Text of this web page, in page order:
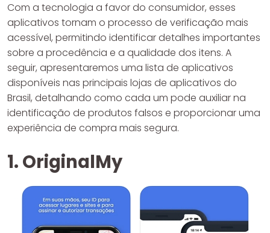
Com a tecnologia a favor do consumidor, esses
aplicativos tornam o processo de verificação mais
acessível, permitindo identificar detalhes importantes
sobre a procedência e a qualidade dos itens. A
seguir, apresentaremos uma lista de aplicativos
disponíveis nas principais lojas de aplicativos do
Brasil, detalhando como cada um pode auxiliar na
identificação de produtos falsos e proporcionar uma
experiência de compra mais segura.
1. OriginalMy